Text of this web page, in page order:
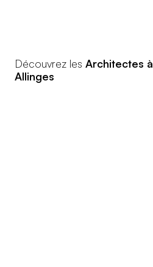
Découvrez les Architectes à
Allinges